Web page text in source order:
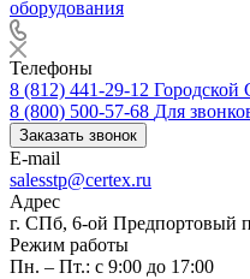
Телефоны
8 (812) 441-29-12 Городской
8 (800) 500-57-68 Для
Заказать звонок
E-mail
salesstp@certex.ru
Адрес
г. СПб, 6-ой Предпортовый
Режим работы
Пн. – Пт.: с 9:00 до 17:00